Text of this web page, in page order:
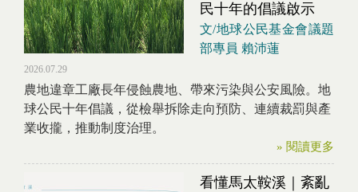
民十年的倡議啟示
文/地球公民基金會議題
部專員 賴沛蓮
2026.07.29
農地違章工廠長年侵蝕農地、帶來污染與公安風險。地
球公民十年倡議，從檢舉拆除走向預防、連續裁罰與產
業收攏，推動制度治理。
» 閱讀更多
看懂馬太鞍溪｜紊亂